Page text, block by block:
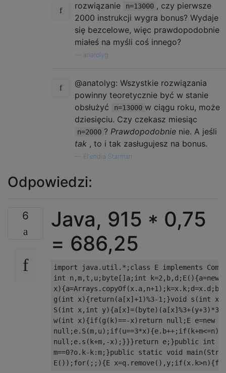
rozwiązanie
n=13000 , czy pierwsze
2000 instrukcji wygra bonus? Wydaje
się bezcelowe, więc prawdopodobnie
miałeś na myśli coś innego?
anatolyg
@anatolyg: Wszystkie rozwiązania
powinny teoretycznie być w stanie
obsłużyć
n=13000 w ciągu roku, może
dziesięciu. Czy czekasz miesiąc
n=2000 ? Prawdopodobnie nie. A jeśli
tak , to i tak zasługujesz na bonus.
El'endia Starman
Odpowiedzi:
6
Java, 915 * 0,75
= 686,25
import java. util .*; class E implements
int n ,m, t , u ; byte [] a; int k=2 , b, d ; E(){a=new
x){a=Arrays . copyOf(x. a, n+1 ); k=x. k; d=x. d ; b
g (int x){return (a [x]+1 )%3-1 ;}void s (int x
S(int x, int y){a [x]=( byte)(a [x]%3+(y+3)*3
w(int x){if(g ( k)==-x) return null ; E e=new E
null ; e. S(m, u); if(u==3*x){e. b++; if( k+m<=n){
null ; e. s ( k+m,-x);}}}return e;}public int
m==0?o. k- k:m;}public static void main (
E()); for(;;){E x=q . remove(), y; if(x. k>n){